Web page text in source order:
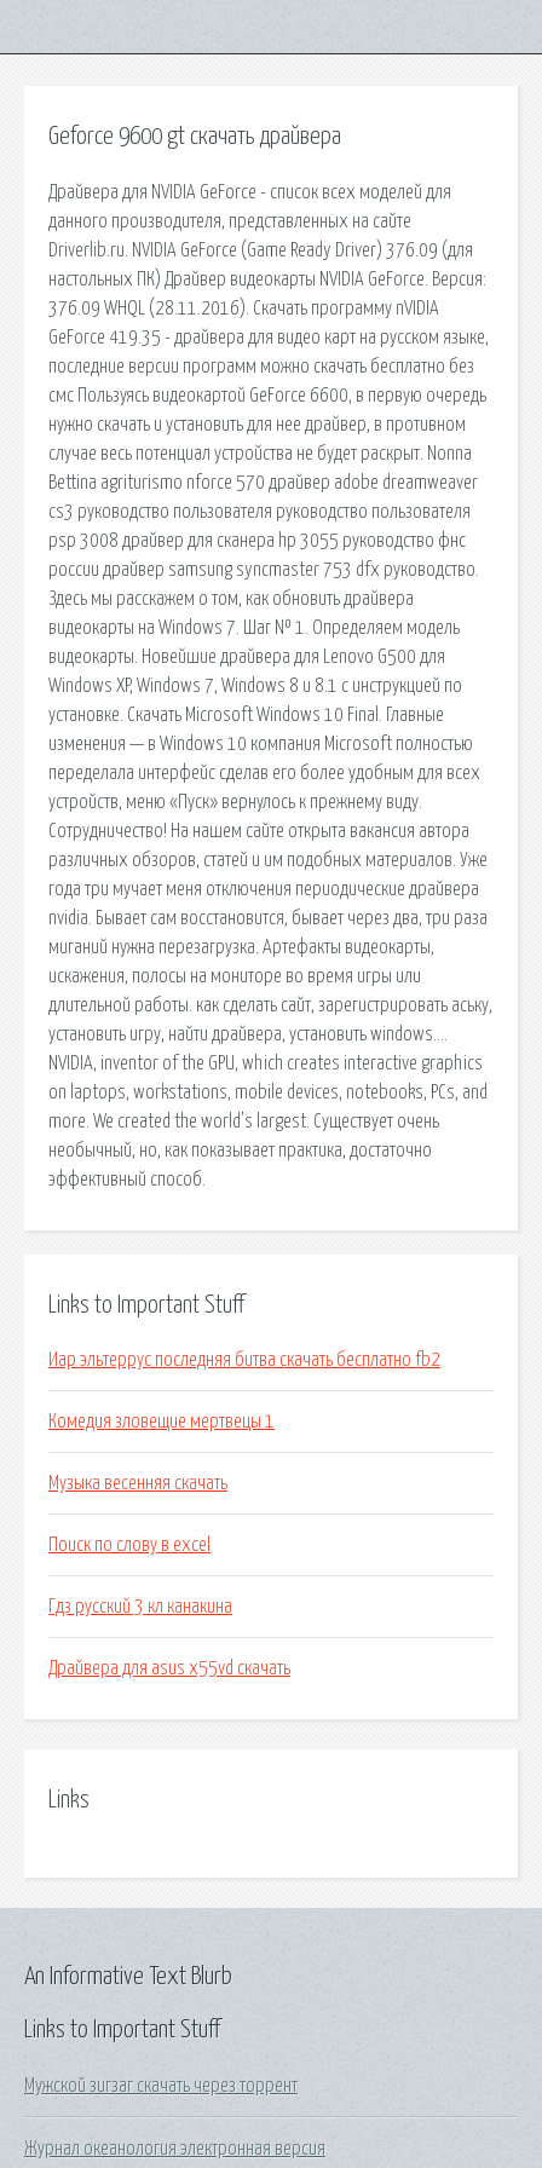
Geforce 9600 gt скачать драйвера
Драйвера для NVIDIA GeForce - список всех моделей для
данного производителя, представленных на сайте
Driverlib.ru. NVIDIA GeForce (Game Ready Driver) 376.09 (для
настольных ПК) Драйвер видеокарты NVIDIA GeForce. Версия:
376.09 WHQL (28.11.2016). Скачать программу nVIDIA
GeForce 419.35 - драйвера для видео карт на русском языке,
последние версии программ можно скачать бесплатно без
смс Пользуясь видеокартой GeForce 6600, в первую очередь
нужно скачать и установить для нее драйвер, в противном
случае весь потенциал устройства не будет раскрыт. Nonna
Bettina agriturismo nforce 570 драйвер adobe dreamweaver
cs3 руководство пользователя руководство пользователя
psp 3008 драйвер для сканера hp 3055 руководство фнс
россии драйвер samsung syncmaster 753 dfx руководство.
Здесь мы расскажем о том, как обновить драйвера
видеокарты на Windows 7. Шаг № 1. Определяем модель
видеокарты. Новейшие драйвера для Lenovo G500 для
Windows XP, Windows 7, Windows 8 и 8.1 с инструкцией по
установке. Скачать Microsoft Windows 10 Final. Главные
изменения — в Windows 10 компания Microsoft полностью
переделала интерфейс сделав его более удобным для всех
устройств, меню «Пуск» вернулось к прежнему виду.
Сотрудничество! На нашем сайте открыта вакансия автора
различных обзоров, статей и им подобных материалов. Уже
года три мучает меня отключения периодические драйвера
nvidia. Бывает сам восстановится, бывает через два, три раза
миганий нужна перезагрузка. Артефакты видеокарты,
искажения, полосы на мониторе во время игры или
длительной работы. как сделать сайт, зарегистрировать аську,
установить игру, найти драйвера, установить windows….
NVIDIA, inventor of the GPU, which creates interactive graphics
on laptops, workstations, mobile devices, notebooks, PCs, and
more. We created the world’s largest. Существует очень
необычный, но, как показывает практика, достаточно
эффективный способ.
Links to Important Stuff
Иар эльтеррус последняя битва скачать бесплатно fb2
Комедия зловещие мертвецы 1
Музыка весенняя скачать
Поиск по слову в excel
Гдз русский 3 кл канакина
Драйвера для asus x55vd скачать
Links
Links to Important Stuff
Мужской зигзаг скачать через торрент
Журнал океанология электронная версия
An Informative Text Blurb